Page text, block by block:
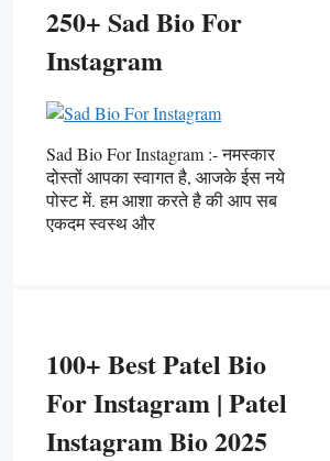
250+ Sad Bio For
Instagram
Sad Bio For Instagram :- नमस्कार
दोस्तों आपका स्वागत है, आजके ईस नये
पोस्ट में. हम आशा करते है की आप सब
एकदम स्वस्थ और
100+ Best Patel Bio
For Instagram | Patel
Instagram Bio 2025